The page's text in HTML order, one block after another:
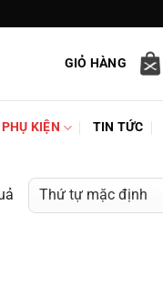
GIỎ HÀNG
PHỤ KIỆN TIN TỨC